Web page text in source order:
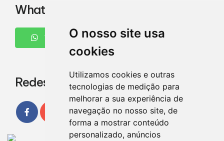
O nosso site usa
cookies
Utilizamos cookies e outras
tecnologias de medição para
melhorar a sua experiência de
navegação no nosso site, de
forma a mostrar conteúdo
personalizado, anúncios
WhatsApp
WHATSAPP
Redes Sociais